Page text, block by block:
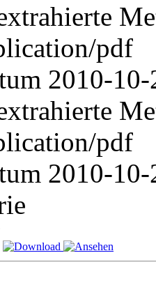
pdf
2010-
pdf
2010-